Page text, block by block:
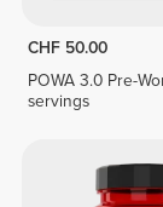
CHF 50.00
POWA 3.0 Pre-
servings